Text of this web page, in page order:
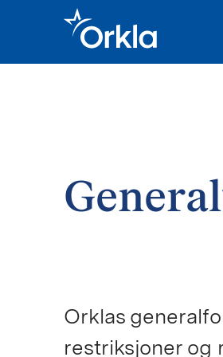
Go to frontpage
Orklas
restriksjoner og